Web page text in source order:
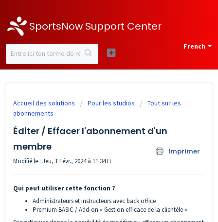
SportsNow Support Center
French
Accueil des solutions Pour les studios
Tout sur les
abonnements
Éditer / Effacer l'abonnement d'un
membre
Imprimer
Modifié le : Jeu, 1 Févr., 2024 à 11:34 H
Qui peut utiliser cette fonction ?
Administrateurs et instructeurs avec back office
Premium BASIC / Add-on « Gestion efficace de la clientèle »